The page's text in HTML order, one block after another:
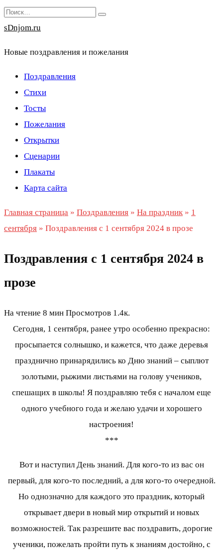
Перейти
к
Search
for:
sDnjom.ru
Новые поздравления и пожелания
Поздравления
Стихи
Тосты
Пожелания
Открытки
Сценарии
Плакаты
Карта сайта
Главная страница » Поздравления » На праздник » 1
сентября » Поздравления с 1 сентября 2024 в прозе
Поздравления с 1 сентября 2024 в
прозе
На чтение 8 мин Просмотров 1.4к.
Сегодня, 1 сентября, ранее утро особенно прекрасно:
просыпается солнышко, и кажется, что даже деревья
празднично принарядились ко Дню знаний – сыплют
золотыми, рыжими листьями на голову учеников,
спешащих в школы! Я поздравляю тебя с началом еще
одного учебного года и желаю удачи и хорошего
настроения!
***
Вот и наступил День знаний. Для кого-то из вас он
первый, для кого-то последний, а для кого-то очередной.
Но однозначно для каждого это праздник, который
открывает двери в новый мир открытий и новых
возможностей. Так разрешите вас поздравить, дорогие
ученики, пожелать пройти путь к знаниям достойно, с